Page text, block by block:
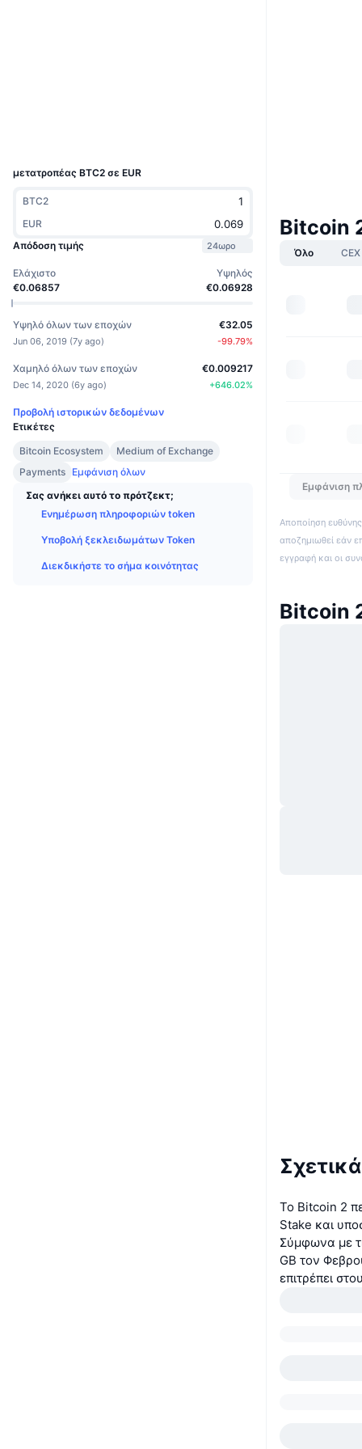
μετατροπέας BTC2 σε EUR
BTC2
EUR
Απόδοση τιμής
24ωρο
Ελάχιστο
€0.06857
Υψηλός
€0.06928
Υψηλό όλων των εποχών
Jun 06, 2019 (7y ago)
€32.05
-99.79%
Χαμηλό όλων των εποχών
Dec 14, 2020 (6y ago)
€0.009217
+646.02%
Προβολή ιστορικών δεδομένων
Ετικέτες
Bitcoin Ecosystem
Medium of Exchange
Payments Εμφάνιση όλων
Σας ανήκει αυτό το πρότζεκτ;
Ενημέρωση πληροφοριών token
Υποβολή ξεκλειδωμάτων Token
Διεκδικήστε το σήμα κοινότητας
Bitcoin
Όλο CEX
Εμφάνιση
Αποποίηση
αποζημιωθεί εάν
εγγραφή και οι
Bitcoin
Το Bitcoin 2
Stake και
Σύμφωνα με
GB τον
επιτρέπει